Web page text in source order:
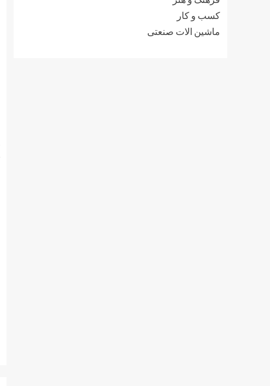
کسب و کار
ماشین الات صنعتی